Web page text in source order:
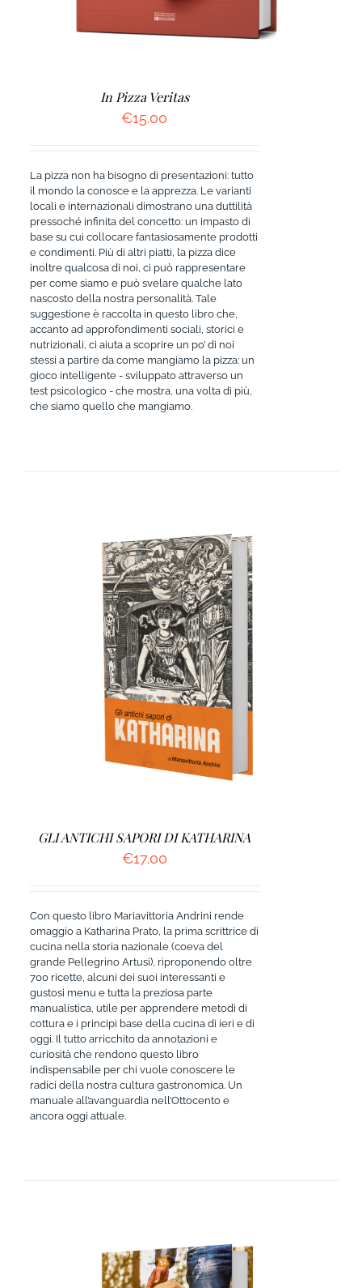
In Pizza Veritas
€15.00
La pizza non ha bisogno di presentazioni: tutto
il mondo la conosce e la apprezza. Le varianti
locali e internazionali dimostrano una duttilità
pressoché infinita del concetto: un impasto di
base su cui collocare fantasiosamente prodotti
e condimenti. Più di altri piatti, la pizza dice
inoltre qualcosa di noi, ci può rappresentare
per come siamo e può svelare qualche lato
nascosto della nostra personalità. Tale
suggestione è raccolta in questo libro che,
accanto ad approfondimenti sociali, storici e
nutrizionali, ci aiuta a scoprire un po’ di noi
stessi a partire da come mangiamo la pizza: un
gioco intelligente - sviluppato attraverso un
test psicologico - che mostra, una volta di più,
che siamo quello che mangiamo.
AGGIUNGI AL CARRELLO / DETTAGLI
GLI ANTICHI SAPORI DI KATHARINA
€17.00
Con questo libro Mariavittoria Andrini rende
omaggio a Katharina Prato, la prima scrittrice di
cucina nella storia nazionale (coeva del
grande Pellegrino Artusi), riproponendo oltre
700 ricette, alcuni dei suoi interessanti e
gustosi menu e tutta la preziosa parte
manualistica, utile per apprendere metodi di
cottura e i principi base della cucina di ieri e di
oggi. Il tutto arricchito da annotazioni e
curiosità che rendono questo libro
indispensabile per chi vuole conoscere le
radici della nostra cultura gastronomica. Un
manuale all’avanguardia nell’Ottocento e
ancora oggi attuale.